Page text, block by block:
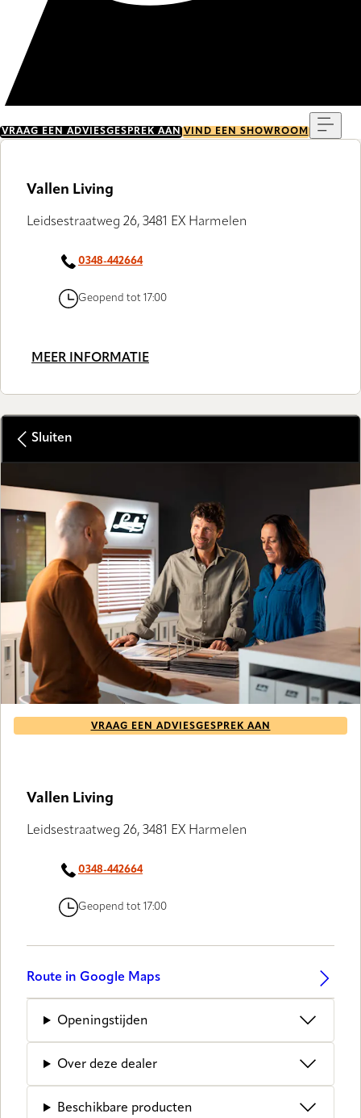
VRAAG EEN ADVIESGESPREK AAN VIND EEN SHOWROOM
Vallen Living
Leidsestraatweg 26, 3481 EX Harmelen
0348-442664
Geopend tot 17:00
MEER INFORMATIE
Sluiten
VRAAG EEN ADVIESGESPREK AAN
Vallen Living
Leidsestraatweg 26, 3481 EX Harmelen
0348-442664
Geopend tot 17:00
Route in Google Maps
Openingstijden
Over deze dealer
Beschikbare producten